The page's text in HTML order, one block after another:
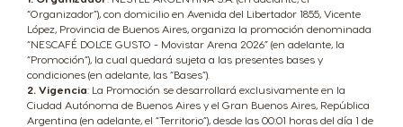
“Organizador”), con domicilio en Avenida del Libertador 1855, Vicente
López, Provincia de Buenos Aires, organiza la promoción denominada
“NESCAFÉ DOLCE GUSTO - Movistar Arena 2026” (en adelante, la
“Promoción”), la cual quedará sujeta a las presentes bases y
condiciones (en adelante, las “Bases”).
2. Vigencia: La Promoción se desarrollará exclusivamente en la
Ciudad Autónoma de Buenos Aires y el Gran Buenos Aires, República
Argentina (en adelante, el “Territorio”), desde las 00:01 horas del día 1 de